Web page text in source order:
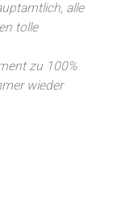
alle
tolle
zu 100%
wieder